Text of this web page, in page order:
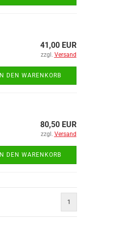
Hydraulikzylinder anzeigen
Frontkippzylinder
Unterflurzylinder
41,00 EUR
zzgl. Versand
IN DEN WARENKORB
80,50 EUR
zzgl. Versand
IN DEN WARENKORB
1